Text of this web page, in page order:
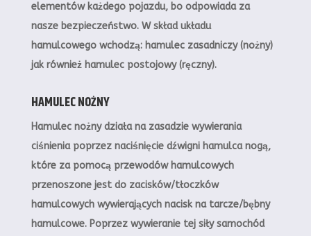
elementów każdego pojazdu, bo odpowiada za
nasze bezpieczeństwo. W skład układu
hamulcowego wchodzą: hamulec zasadniczy (nożny)
jak również hamulec postojowy (ręczny).
HAMULEC NOŻNY
Hamulec nożny działa na zasadzie wywierania
ciśnienia poprzez naciśnięcie dźwigni hamulca nogą,
które za pomocą przewodów hamulcowych
przenoszone jest do zacisków/tłoczków
hamulcowych wywierających nacisk na tarcze/bębny
hamulcowe. Poprzez wywieranie tej siły samochód